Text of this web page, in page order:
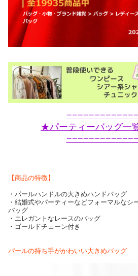
★パーティーバッグ一
【商品の特徴】
・パールハンドルの大きめハンドバッグ
・結婚式やパーティーなどフォーマルなシ
バッグ
・エレガントなレースのバッグ
・ゴールドチェーン付き
パールの持ち手がかわいい大きめバッグ